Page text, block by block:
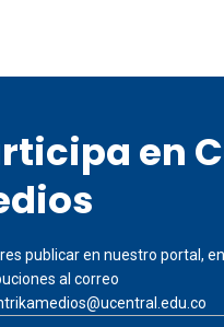
en
publicar en nuestro portal,
al correo